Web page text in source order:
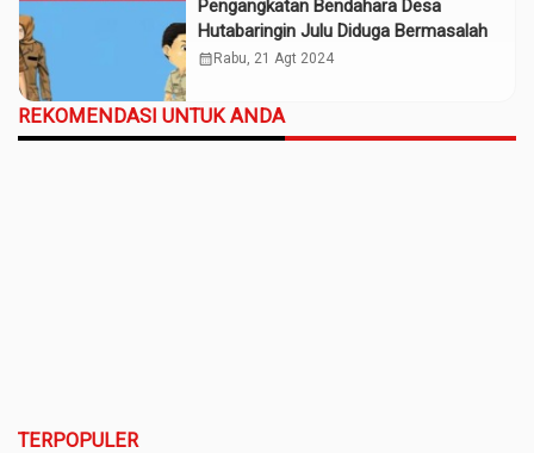
Pengangkatan Bendahara Desa
Hutabaringin Julu Diduga Bermasalah
calendar_month Rabu, 21 Agt 2024
REKOMENDASI UNTUK ANDA
TERPOPULER